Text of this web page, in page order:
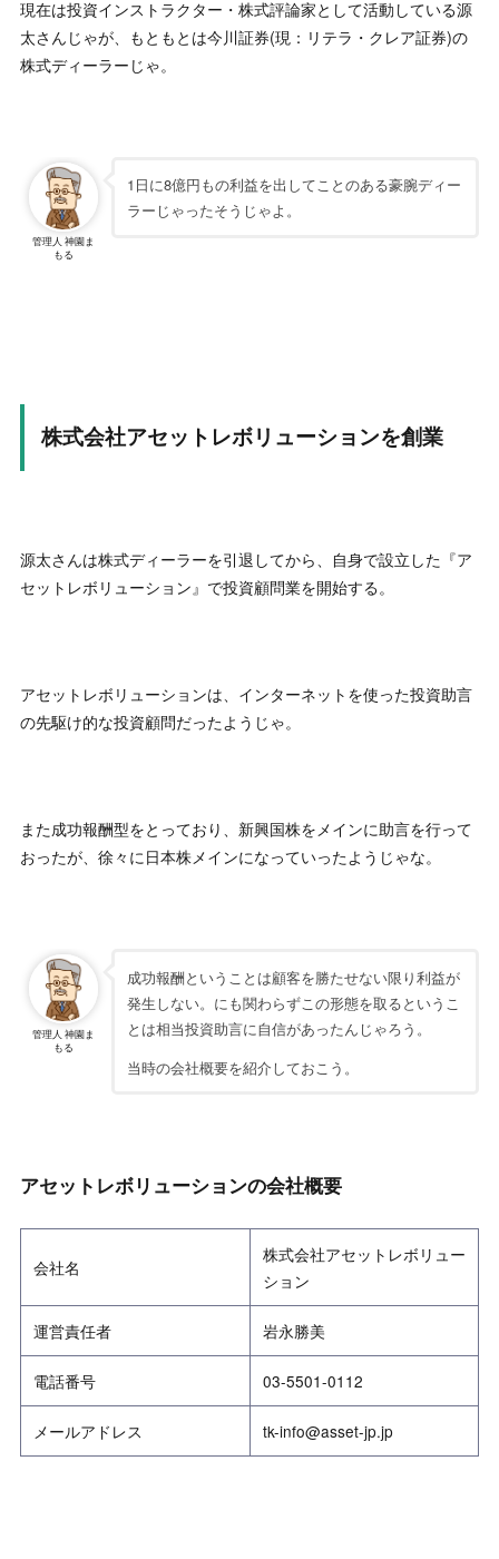
現在は投資インストラクター・株式評論家として活動している源
太さんじゃが、もともとは今川証券(現：リテラ・クレア証券)の
株式ディーラーじゃ。
管理人 神園ま
もる
1日に8億円もの利益を出してことのある豪腕ディー
ラーじゃったそうじゃよ。
株式会社アセットレボリューションを創業
源太さんは株式ディーラーを引退してから、自身で設立した『ア
セットレボリューション』で投資顧問業を開始する。
アセットレボリューションは、インターネットを使った投資助言
の先駆け的な投資顧問だったようじゃ。
また成功報酬型をとっており、新興国株をメインに助言を行って
おったが、徐々に日本株メインになっていったようじゃな。
管理人 神園ま
もる
成功報酬ということは顧客を勝たせない限り利益が
発生しない。にも関わらずこの形態を取るというこ
とは相当投資助言に自信があったんじゃろう。
当時の会社概要を紹介しておこう。
アセットレボリューションの会社概要
会社名
株式会社アセットレボリュー
ション
運営責任者 岩永勝美
電話番号 03-5501-0112
メールアドレス tk-info@asset-jp.jp